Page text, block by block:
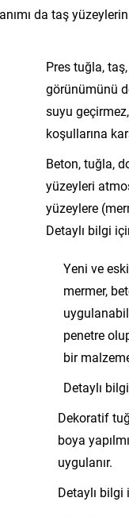
da taş
Pres tuğla,
görünümünü
suyu
koşullarına
Beton, tuğla,
yüzeyleri
yüzeylere
Detaylı bilgi
Yeni ve
mermer,
penetre
bir
Detaylı
Dekoratif
boya
uygulanır.
Detaylı bilgi